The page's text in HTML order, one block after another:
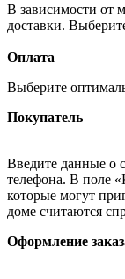
В зависимости от
доставки.
Оплата
Выберите
Покупатель
Введите данные о
телефона. В поле
которые могут
доме считаются
Оформление